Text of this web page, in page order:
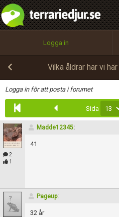
Logga in
Vilka åldrar har vi
Logga in för att posta i forumet
Sida
2
1
Madde12345:
41
Pageup:
32 år
OK
integritetspolicy
Namn:
Epost:
Användarnamn:
Lösenord:
Terms of Service
Begär nytt lösenord